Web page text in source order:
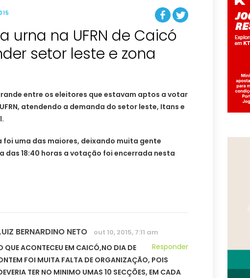
urna na UFRN de Caicó
setor leste e zona
entre os eleitores que estavam aptos a votar
atendendo a demanda do setor leste, Itans e
foi uma das maiores, deixando muita gente
das 18:40 horas a votação foi encerrada nesta
BERNARDINO NETO out 10, 2015, 7:11 am
Responder
QUE ACONTECEU EM CAICÓ,NO DIA DE
FOI MUITA FALTA DE ORGANIZAÇÃO, POIS
TER NO MINIMO UMAS 10 SECÇÕES, EM CADA